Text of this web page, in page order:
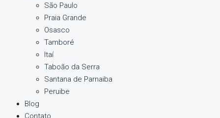
São Paulo
Praia Grande
Osasco
Tamboré
Itaí
Taboão da Serra
Santana de Parnaiba
Peruibe
Blog
Contato